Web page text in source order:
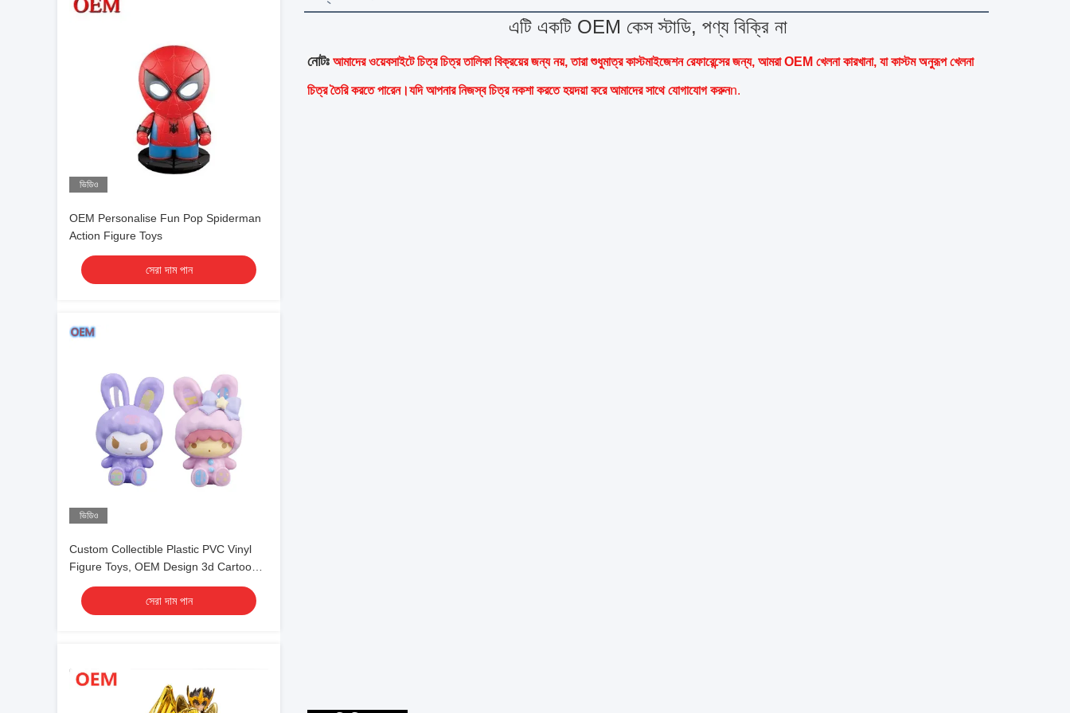
ভিডিও
OEM Personalise Fun Pop Spiderman
Action Figure Toys
সেরা দাম পান
ভিডিও
Custom Collectible Plastic PVC Vinyl
Figure Toys, OEM Design 3d Cartoon
Plastic Figure Toys
সেরা দাম পান
এটি একটি OEM কেস স্টাডি, পণ্য বিক্রি না
নোটঃ আমাদের ওয়েবসাইটে চিত্র চিত্র তালিকা বিক্রয়ের জন্য নয়, তারা শুধুমাত্র কাস্টমাইজেশন রেফারেন্সের জন্য, আমরা OEM খেলনা কারখানা, যা কাস্টম অনুরূপ খেলনা
চিত্র তৈরি করতে পারেন।যদি আপনার নিজস্ব চিত্র নকশা করতে হয়দয়া করে আমাদের সাথে যোগাযোগ করুনn.